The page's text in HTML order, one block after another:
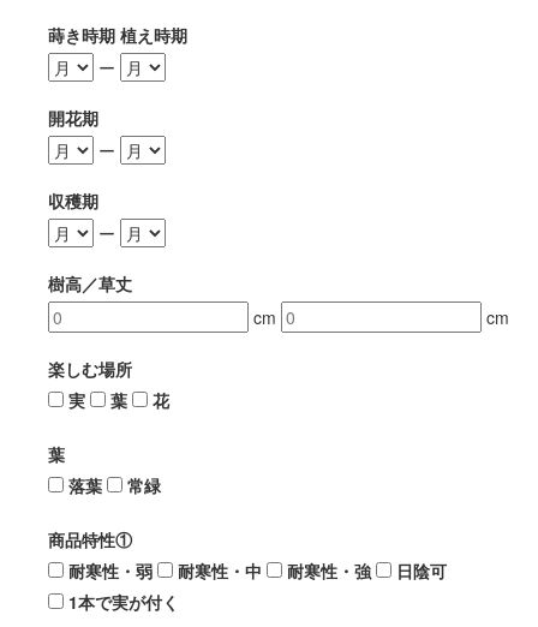
蒔き時期 植え時期
ー
開花期
ー
収穫期
ー
樹高／草丈
cm
cm
楽しむ場所
実
葉 花
葉
落葉
常緑
商品特性①
耐寒性・弱
耐寒性・中 耐寒性・強
日陰可
1本で実が付く